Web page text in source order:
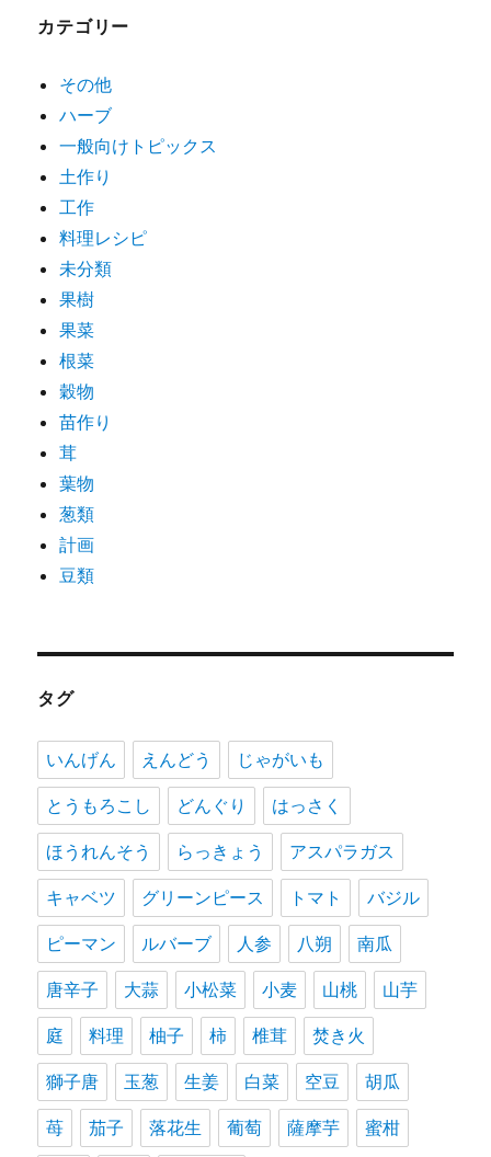
カテゴリー
その他
ハーブ
一般向けトピックス
土作り
工作
料理レシピ
未分類
果樹
果菜
根菜
穀物
苗作り
茸
葉物
葱類
計画
豆類
タグ
いんげん えんどう じゃがいも
とうもろこし どんぐり はっさく
ほうれんそう らっきょう アスパラガス
キャベツ グリーンピース トマト バジル
ピーマン ルバーブ 人参 八朔 南瓜
唐辛子 大蒜 小松菜 小麦 山桃 山芋
庭 料理 柚子 柿 椎茸 焚き火
獅子唐 玉葱 生姜 白菜 空豆 胡瓜
苺 茄子 落花生 葡萄 薩摩芋 蜜柑